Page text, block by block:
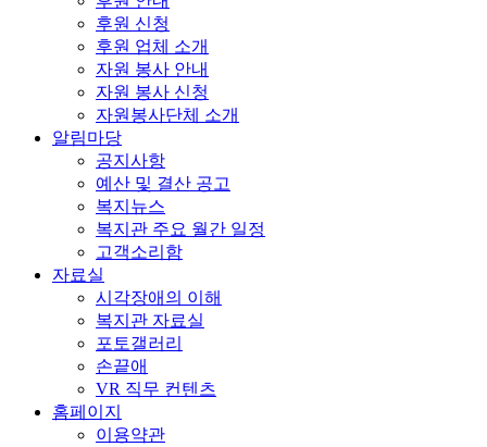
후원 신청
후원 업체 소개
자원 봉사 안내
자원 봉사 신청
자원봉사단체 소개
알림마당
공지사항
예산 및 결산 공고
복지뉴스
복지관 주요 월간 일정
고객소리함
자료실
시각장애의 이해
복지관 자료실
포토갤러리
손끝애
VR 직무 컨텐츠
홈페이지
이용약관